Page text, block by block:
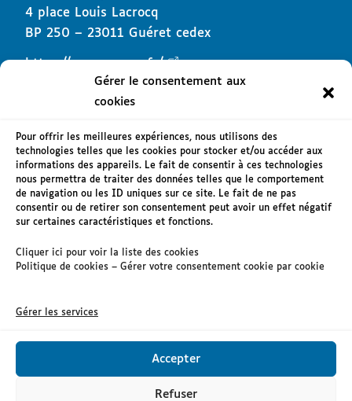
4 place Louis Lacrocq
BP 250 – 23011 Guéret cedex
https://www.creuse.fr/
Mentions légales
Accessibilité : non conforme
Nous contacter
Gérer le consentement aux
cookies
Pour offrir les meilleures expériences, nous utilisons des
technologies telles que les cookies pour stocker et/ou accéder aux
informations des appareils. Le fait de consentir à ces technologies
nous permettra de traiter des données telles que le comportement
de navigation ou les ID uniques sur ce site. Le fait de ne pas
consentir ou de retirer son consentement peut avoir un effet négatif
sur certaines caractéristiques et fonctions.
Cliquer ici pour voir la liste des cookies
Politique de cookies – Gérer votre consentement cookie par cookie
Gérer les services
Accepter
Refuser